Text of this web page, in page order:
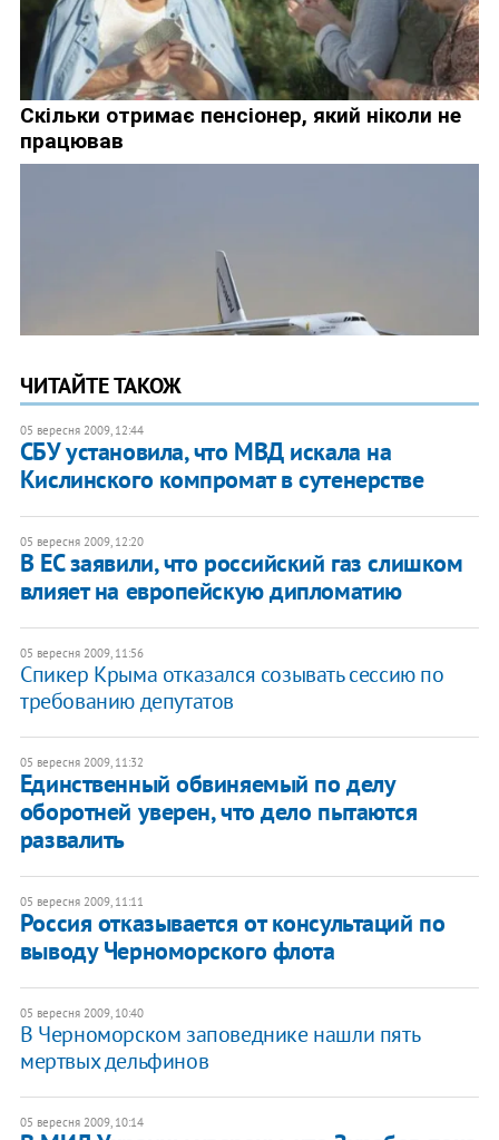
ЧИТАЙТЕ ТАКОЖ
05 вересня 2009, 12:44
СБУ установила, что МВД искала на
Кислинского компромат в сутенерстве
05 вересня 2009, 12:20
В ЕС заявили, что российский газ слишком
влияет на европейскую дипломатию
05 вересня 2009, 11:56
Спикер Крыма отказался созывать сессию по
требованию депутатов
05 вересня 2009, 11:32
Единственный обвиняемый по делу
оборотней уверен, что дело пытаются
развалить
05 вересня 2009, 11:11
Россия отказывается от консультаций по
выводу Черноморского флота
05 вересня 2009, 10:40
В Черноморском заповеднике нашли пять
мертвых дельфинов
05 вересня 2009, 10:14